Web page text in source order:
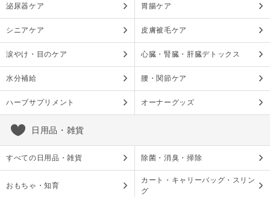
泌尿器ケア 胃腸ケア
シニアケア 皮膚被毛ケア
涙やけ・目のケア 心臓・腎臓・肝臓デトックス
水分補給 腰・関節ケア
ハーブサプリメント オーナーグッズ
日用品・雑貨
すべての日用品・雑貨 除菌・消臭・掃除
おもちゃ・知育
カート・キャリーバッグ・スリン
グ